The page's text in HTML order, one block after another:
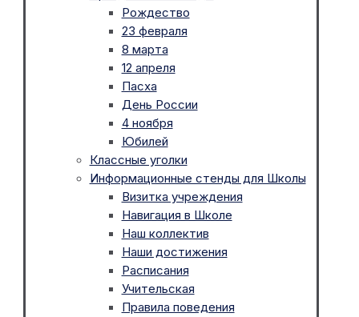
Рождество
23 февраля
8 марта
12 апреля
Пасха
День России
4 ноября
Юбилей
Классные уголки
Информационные стенды для Школы
Визитка учреждения
Навигация в Школе
Наш коллектив
Наши достижения
Расписания
Учительская
Правила поведения